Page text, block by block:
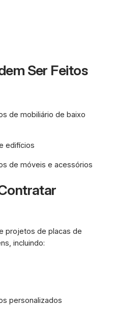
Ser Feitos
de mobiliário de baixo
edifícios
de móveis e acessórios
projetos de placas de
incluindo:
personalizados